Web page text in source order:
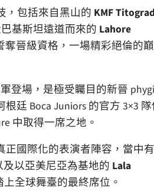
，包括來自黑山的 KMF Titograd
基斯坦遠道而來的 Lahore
奪晉級資格，一場精彩絕倫的
軍登場，是極受矚目的新晉
廷 Boca Juniors 的官方 3×3 隊
中取得一席之地。
正國際化的表演者陣容，當中
及以亞美尼亞為基地的 Lala
全球舞臺的最終席位。